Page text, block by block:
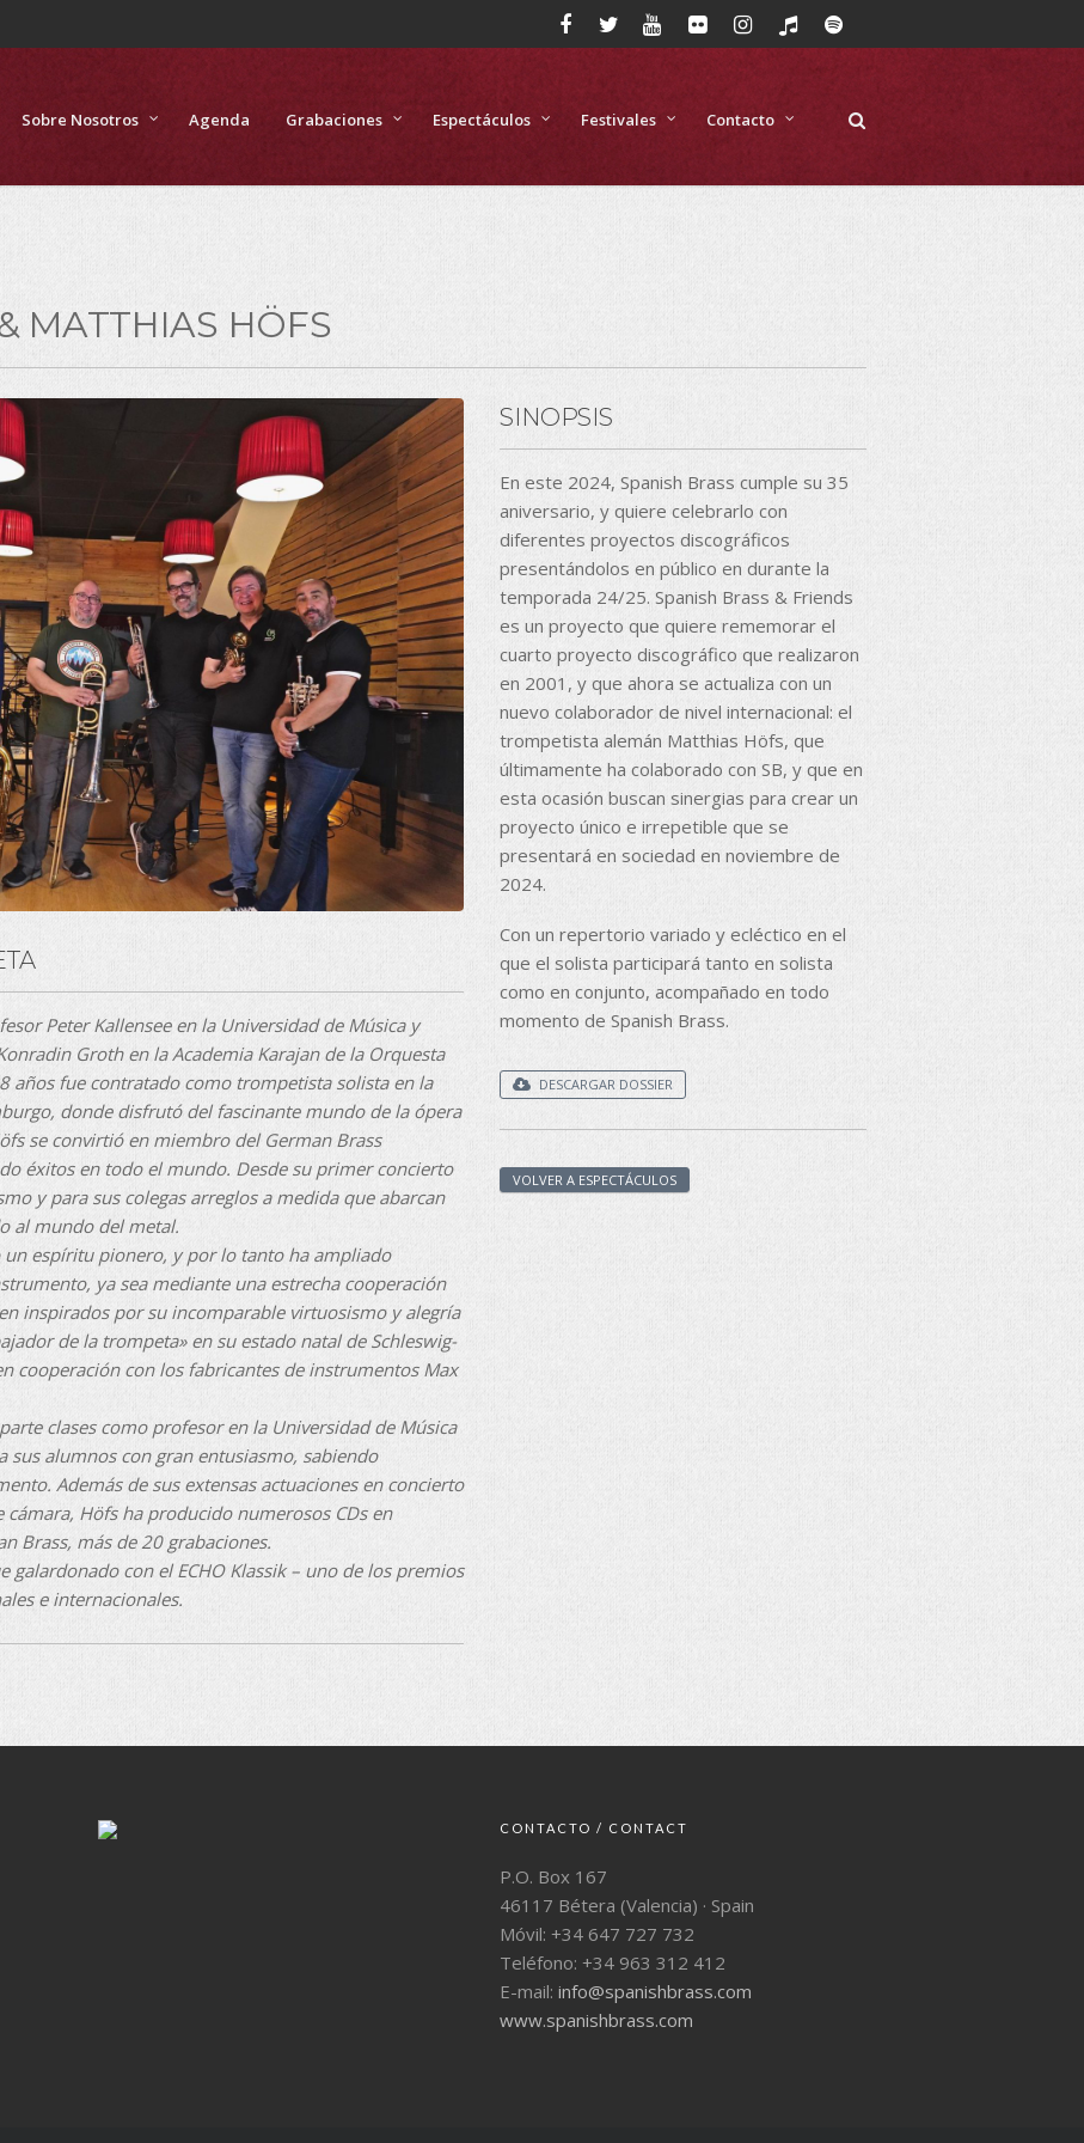
Sobre Nosotros Agenda Grabaciones Espectáculos Festivales Contacto
MATTHIAS HÖFS
Peter Kallensee en la Universidad de Música y
Groth en la Academia Karajan de la Orquesta
años fue contratado como trompetista solista en la
donde disfrutó del fascinante mundo de la ópera
se convirtió en miembro del German Brass
éxitos en todo el mundo. Desde su primer concierto
y para sus colegas arreglos a medida que abarcan
al mundo del metal.
espíritu pionero, y por lo tanto ha ampliado
ya sea mediante una estrecha cooperación
inspirados por su incomparable virtuosismo y alegría
de la trompeta» en su estado natal de Schleswig-
cooperación con los fabricantes de instrumentos Max
clases como profesor en la Universidad de Música
sus alumnos con gran entusiasmo, sabiendo
Además de sus extensas actuaciones en concierto
Höfs ha producido numerosos CDs en
Brass, más de 20 grabaciones.
galardonado con el ECHO Klassik – uno de los premios
e internacionales.
SINOPSIS
En este 2024, Spanish Brass cumple su 35
aniversario, y quiere celebrarlo con
diferentes proyectos discográficos
presentándolos en público en durante la
temporada 24/25. Spanish Brass & Friends
es un proyecto que quiere rememorar el
cuarto proyecto discográfico que realizaron
en 2001, y que ahora se actualiza con un
nuevo colaborador de nivel internacional: el
trompetista alemán Matthias Höfs, que
últimamente ha colaborado con SB, y que en
esta ocasión buscan sinergias para crear un
proyecto único e irrepetible que se
presentará en sociedad en noviembre de
2024.
Con un repertorio variado y ecléctico en el
que el solista participará tanto en solista
como en conjunto, acompañado en todo
momento de Spanish Brass.
DESCARGAR DOSSIER
VOLVER A ESPECTÁCULOS
CONTACTO / CONTACT
P.O. Box 167
46117 Bétera (Valencia) · Spain
Móvil: +34 647 727 732
Teléfono: +34 963 312 412
E-mail:info@spanishbrass.com
www.spanishbrass.com